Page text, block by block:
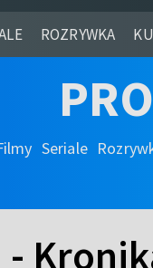
ROZRYWKA
Seriale